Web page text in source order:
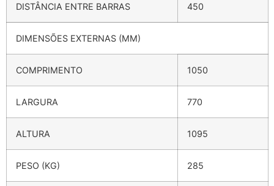
DISTÂNCIA ENTRE BARRAS 450
DIMENSÕES EXTERNAS (MM)
COMPRIMENTO 1050
LARGURA 770
ALTURA 1095
PESO (KG) 285